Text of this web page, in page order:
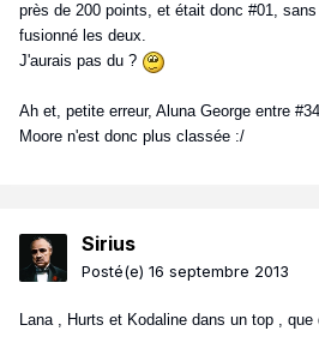
près de 200 points, et était donc #01,
fusionné les deux.
J'aurais pas du ?
Ah et, petite erreur, Aluna George entre
Moore n'est donc plus classée :/
Sirius
Posté(e) 16 septembre 2013
Lana , Hurts et Kodaline dans un top ,